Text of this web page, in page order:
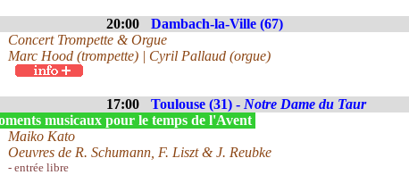
20:00 Dambach-la-Ville (67)
Concert Trompette & Orgue
Marc Hood (trompette) | Cyril Pallaud (orgue)
17:00 Toulouse (31) - Notre Dame du Taur
musicaux pour le temps de l'Avent
Maiko Kato
Oeuvres de R. Schumann, F. Liszt & J. Reubke
- entrée libre